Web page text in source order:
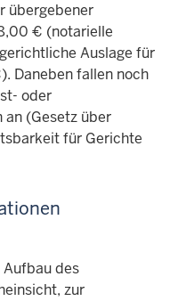
übergebener
€ (notarielle
Auslage für
Daneben fallen noch
oder
(Gesetz über
für Gerichte
des
zur